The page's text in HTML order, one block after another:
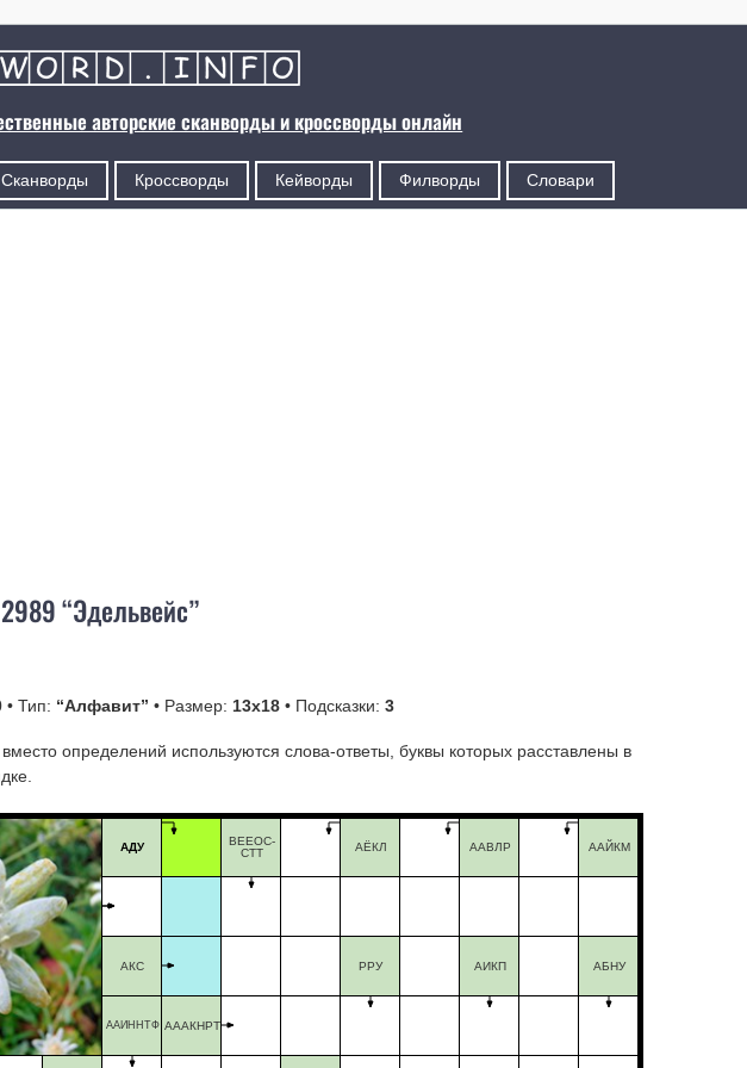
авторские сканворды и кроссворды онлайн
Сканворды Кроссворды Кейворды Филворды Словари
“Эдельвейс”
• Тип: “Алфавит” • Размер: 13х18 • Подсказки:3
определений используются слова-ответы, буквы которых расставлены в
АДУ
ВЕЕОС-
СТТ
АЁКЛ ААВЛР ААЙКМ
АКС РРУ АИКП АБНУ
ААИННТФ АААКНРТ